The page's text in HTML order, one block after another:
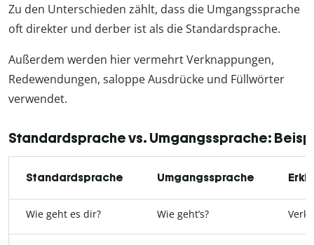
Zu den Unterschieden zählt, dass die Umgangssprache
oft direkter und derber ist als die Standardsprache.
Außerdem werden hier vermehrt Verknappungen,
Redewendungen, saloppe Ausdrücke und Füllwörter
verwendet.
Standardsprache vs. Umgangssprache:
Standardsprache Umgangssprache
Wie geht es dir? Wie geht’s?